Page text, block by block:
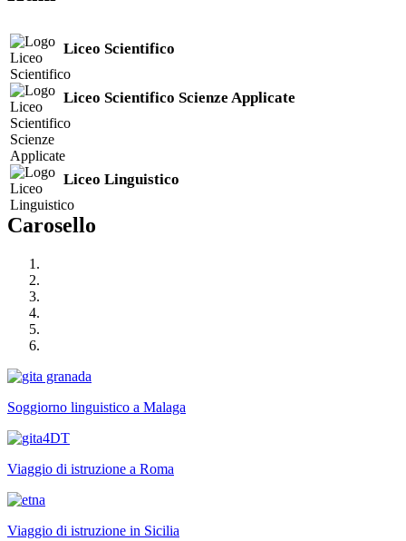
Liceo Scientifico
Liceo Scientifico Scienze Applicate
Liceo Linguistico
Carosello
Soggiorno linguistico a Malaga
Viaggio di istruzione a Roma
Viaggio di istruzione in Sicilia